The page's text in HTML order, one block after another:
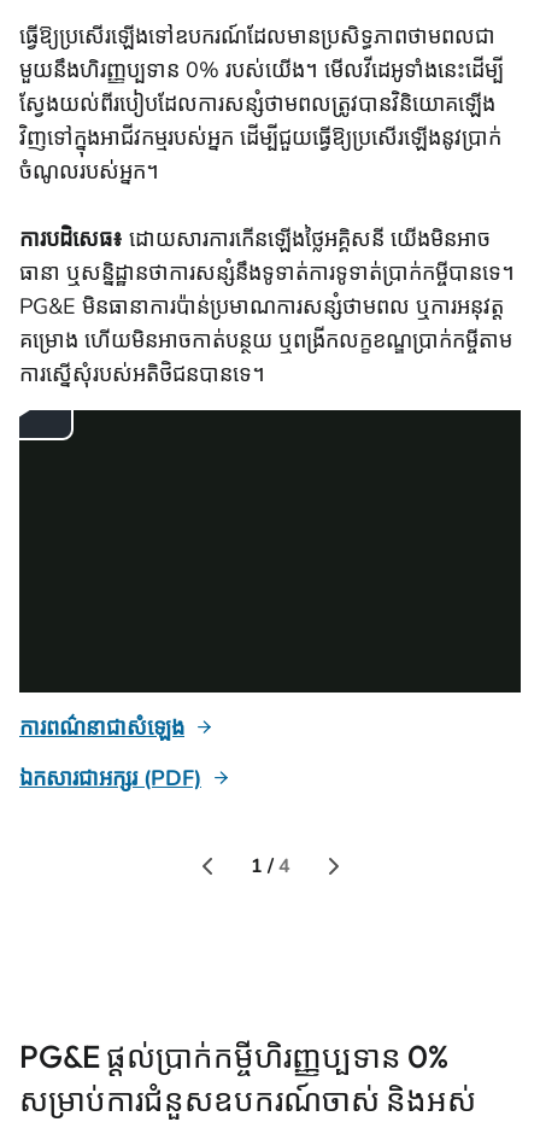
ធ្វើឱ្យប្រសើរឡើងទៅឧបករណ៍ដែលមានប្រសិទ្ធភាពថាមពលជា
មួយនឹងហិរញ្ញប្បទាន 0% របស់យើង។ មើលវីដេអូទាំងនេះដើម្បី
ស្វែងយល់ពីរបៀបដែលការសន្សំថាមពលត្រូវបានវិនិយោគឡើង
វិញទៅក្នុងអាជីវកម្មរបស់អ្នក ដើម្បីជួយធ្វើឱ្យប្រសើរឡើងនូវប្រាក់
ចំណូលរបស់អ្នក។
ការបដិសេធ៖ ដោយសារការកើនឡើងថ្លៃអគ្គិសនី យើងមិនអាច
ធានា ឬសន្និដ្ឋានថាការសន្សំនឹងទូទាត់ការទូទាត់ប្រាក់កម្ចីបានទេ។
PG&E មិនធានាការប៉ាន់ប្រមាណការសន្សំថាមពល ឬការអនុវត្ត
គម្រោង ហើយមិនអាចកាត់បន្ថយ ឬពង្រីកលក្ខខណ្ឌប្រាក់កម្ចីតាម
ការស្នើសុំរបស់អតិថិជនបានទេ។
ការពណ៌នាជាសំឡេង
ឯកសារជាអក្សរ (PDF)
1 /4
PG&E ផ្តល់ប្រាក់កម្ចីហិរញ្ញប្បទាន 0%
សម្រាប់ការជំនួសឧបករណ៍ចាស់ និងអស់